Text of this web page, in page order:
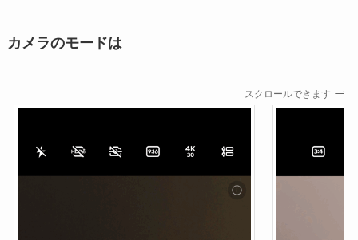
カメラのモードは
スクロールできます